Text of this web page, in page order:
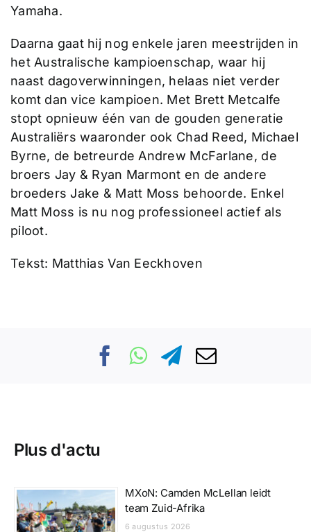
Yamaha.
Daarna gaat hij nog enkele jaren meestrijden in
het Australische kampioenschap, waar hij
naast dagoverwinningen, helaas niet verder
komt dan vice kampioen. Met Brett Metcalfe
stopt opnieuw één van de gouden generatie
Australiërs waaronder ook Chad Reed, Michael
Byrne, de betreurde Andrew McFarlane, de
broers Jay & Ryan Marmont en de andere
broeders Jake & Matt Moss behoorde. Enkel
Matt Moss is nu nog professioneel actief als
piloot.
Tekst: Matthias Van Eeckhoven
Plus d'actu
MXoN: Camden McLellan leidt
team Zuid-Afrika
6 augustus 2026